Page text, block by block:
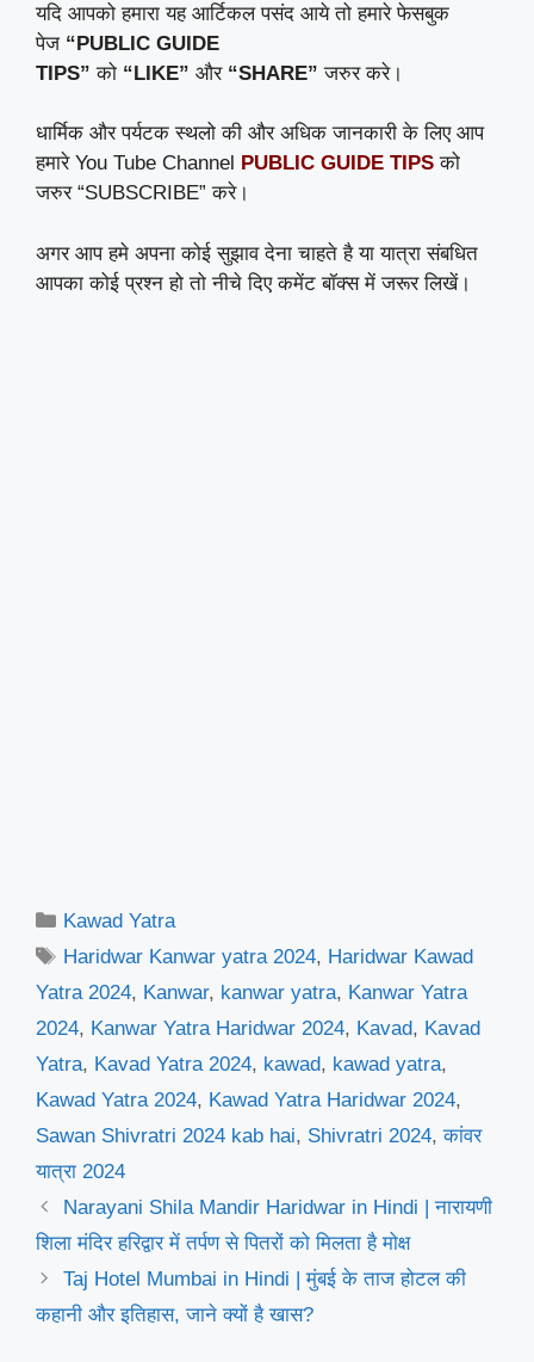
यदि आपको हमारा यह आर्टिकल पसंद आये तो हमारे फेसबुक
पेज “PUBLIC GUIDE
TIPS” को “LIKE” और “SHARE”जरुर करे।
धार्मिक और पर्यटक स्थलो की और अधिक जानकारी के लिए आप
हमारे You Tube Channel
PUBLIC GUIDE TIPS को
जरुर “SUBSCRIBE” करे।
अगर आप हमे अपना कोई सुझाव देना चाहते है या यात्रा संबधित
आपका कोई प्रश्न हो तो नीचे दिए कमेंट बॉक्स में जरूर लिखें।
Categories
Kawad Yatra
Tags
Haridwar Kanwar yatra 2024, Haridwar Kawad
Yatra 2024, Kanwar, kanwar yatra, Kanwar Yatra
2024, Kanwar Yatra Haridwar 2024, Kavad, Kavad
Yatra, Kavad Yatra 2024, kawad, kawad yatra,
Kawad Yatra 2024, Kawad Yatra Haridwar 2024,
Sawan Shivratri 2024 kab hai, Shivratri 2024,कांवर
यात्रा 2024
Narayani Shila Mandir Haridwar in Hindi | नारायणी
शिला मंदिर हरिद्वार में तर्पण से पितरों को मिलता है मोक्ष
Taj Hotel Mumbai in Hindi | मुंबई के ताज होटल की
कहानी और इतिहास, जाने क्यों है खास?